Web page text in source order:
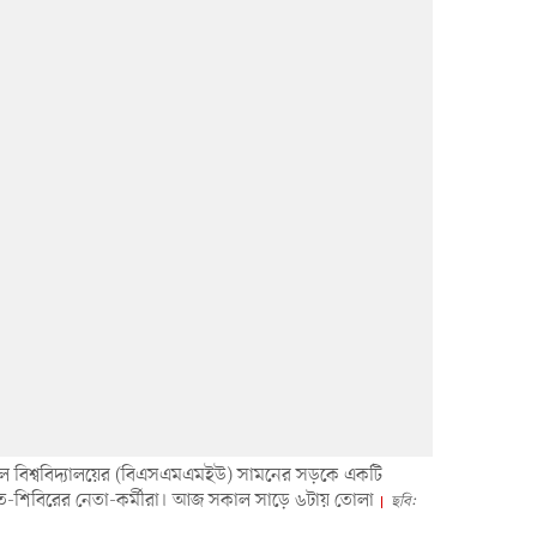
বিশ্ববিদ্যালয়ের (বিএসএমএমইউ) সামনের সড়কে একটি
শিবিরের নেতা-কর্মীরা। আজ সকাল সাড়ে ৬টায় তোলা
ছবি: